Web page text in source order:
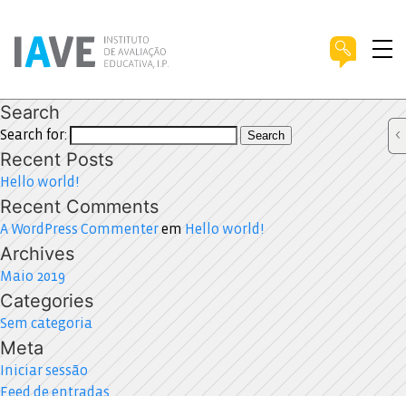
Search
Search for: Search
Recent Posts
Hello world!
Recent Comments
A WordPress Commenterem Hello world!
Archives
Maio 2019
Categories
Sem categoria
Meta
Iniciar sessão
Feed de entradas